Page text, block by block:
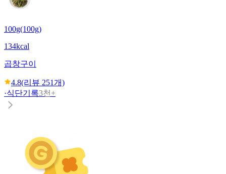
100g(100g)
134kcal
곱창구이
4.8(리뷰 251개)
·식단기록3천+